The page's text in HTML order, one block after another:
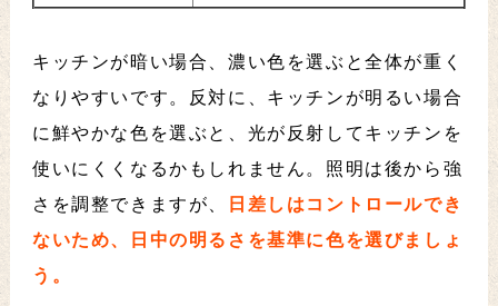
キッチンが暗い場合、濃い色を選ぶと全体が重く
なりやすいです。反対に、キッチンが明るい場合
に鮮やかな色を選ぶと、光が反射してキッチンを
使いにくくなるかもしれません。照明は後から強
さを調整できますが、
日差しはコントロールでき
ないため、日中の明るさを基準に色を選びましょ
う。